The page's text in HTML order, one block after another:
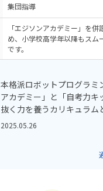
集団指導
「エジソンアカデミー」を
め、小学校高学年以降もスム
です。
本格派ロボットプログラミ
アカデミー」と「自考力キ
抜く力を養うカリキュラム
2025.05.26